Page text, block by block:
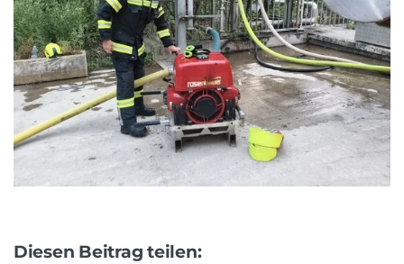
Diesen Beitrag teilen: